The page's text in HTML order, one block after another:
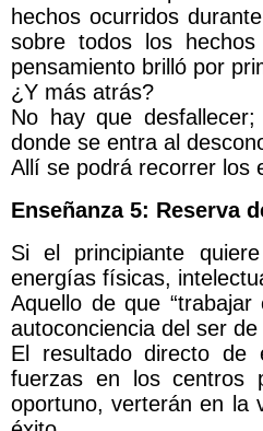
hechos ocurridos
sobre todos los
pensamiento brilló por
¿Y más atrás?
No hay que
donde se entra al
Allí se podrá recorrer los
Enseñanza 5: Reserva
Si el principiante
energías físicas,
Aquello de que
autoconciencia del ser
El resultado directo de
fuerzas en los centros
oportuno, verterán en la